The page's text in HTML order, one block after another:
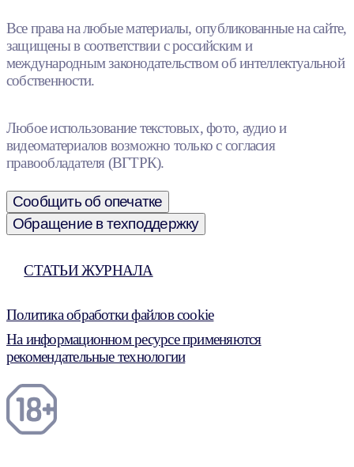
Все права на любые материалы, опубликованные на сайте,
защищены в соответствии с российским и
международным законодательством об интеллектуальной
собственности.
Любое использование текстовых, фото, аудио и
видеоматериалов возможно только с согласия
правообладателя (ВГТРК).
Сообщить об опечатке
Обращение в техподдержку
СТАТЬИ ЖУРНАЛА
Политика обработки файлов cookie
На информационном ресурсе применяются
рекомендательные технологии